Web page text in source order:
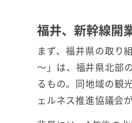
福井、新幹線開
まず、福井県の取り
～」は、福井県北部
るもの。同地域の観
ェルネス推進協議会